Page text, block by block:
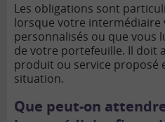
Les obligations sont
lorsque votre intermédiaire
personnalisés ou que vous
de votre portefeuille. Il doit
produit ou service proposé
situation.
Que peut-on